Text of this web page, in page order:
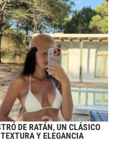
DE RATÁN, UN CLÁSICO
Y ELEGANCIA